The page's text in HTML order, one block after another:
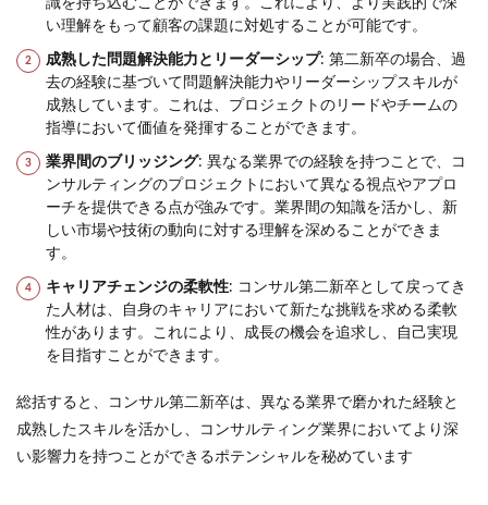
識を持ち込むことができます。これにより、より実践的で深
い理解をもって顧客の課題に対処することが可能です。
成熟した問題解決能力とリーダーシップ: 第二新卒の場合、過
去の経験に基づいて問題解決能力やリーダーシップスキルが
成熟しています。これは、プロジェクトのリードやチームの
指導において価値を発揮することができます。
業界間のブリッジング: 異なる業界での経験を持つことで、コ
ンサルティングのプロジェクトにおいて異なる視点やアプロ
ーチを提供できる点が強みです。業界間の知識を活かし、新
しい市場や技術の動向に対する理解を深めることができま
す。
キャリアチェンジの柔軟性: コンサル第二新卒として戻ってき
た人材は、自身のキャリアにおいて新たな挑戦を求める柔軟
性があります。これにより、成長の機会を追求し、自己実現
を目指すことができます。
総括すると、コンサル第二新卒は、異なる業界で磨かれた経験と
成熟したスキルを活かし、コンサルティング業界においてより深
い影響力を持つことができるポテンシャルを秘めています